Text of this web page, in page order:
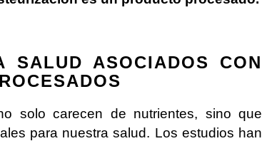
SALUD ASOCIADOS CON
solo carecen de nutrientes, sino que
para nuestra salud. Los estudios han